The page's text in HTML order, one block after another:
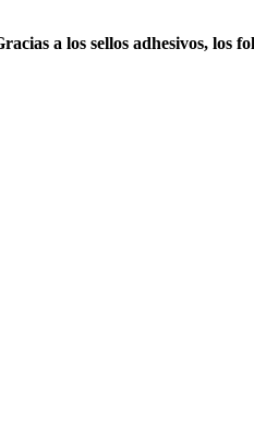
a los sellos adhesivos, los